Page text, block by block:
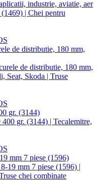
de distributie, 180 mm,
gr. (3144)
mm 7 piese (1596)